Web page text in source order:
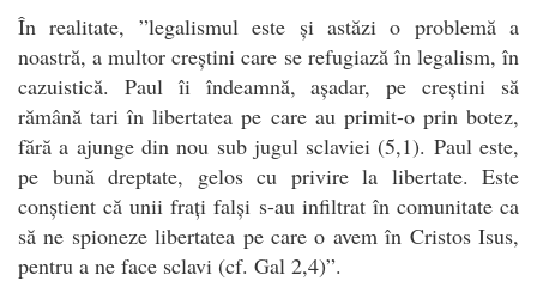
În realitate, ”legalismul este și astăzi o problemă a
noastră, a multor creștini care se refugiază în legalism, în
cazuistică. Paul îi îndeamnă, așadar, pe creștini să
rămână tari în libertatea pe care au primit-o prin botez,
fără a ajunge din nou sub jugul sclaviei (5,1). Paul este,
pe bună dreptate, gelos cu privire la libertate. Este
conștient că unii frați falși s-au infiltrat în comunitate ca
să ne spioneze libertatea pe care o avem în Cristos Isus,
pentru a ne face sclavi (cf. Gal 2,4)”.